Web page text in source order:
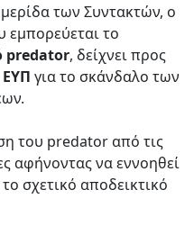
των Συντακτών, ο
εμπορεύεται το
predator, δείχνει προς
ΕΥΠ για το σκάνδαλο των
του predator από τις
αφήνοντας να εννοηθεί
σχετικό αποδεικτικό